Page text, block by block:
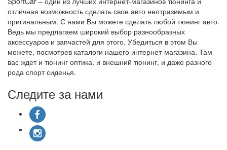
отличная возможность сделать свое авто неотразимым и
оригинальным. С нами Вы можете сделать любой тюнинг авто.
Ведь мы предлагаем широкий выбор разнообразных
аксессуаров и запчастей для этого. Убедиться в этом Вы
можете, посмотрев каталоги нашего интернет-магазина. Там
вас ждет и тюнинг оптика, и внешний тюнинг, и даже разного
рода спорт сиденья.
Следите за нами